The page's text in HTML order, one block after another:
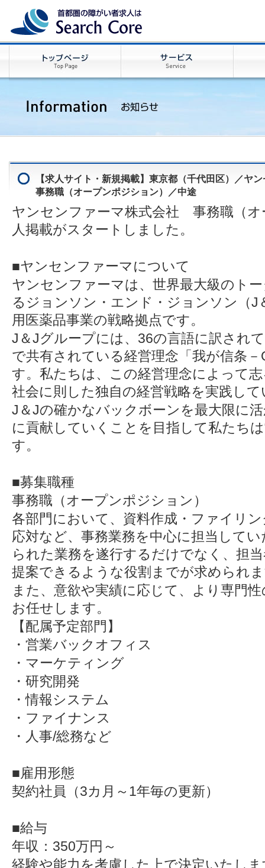
【求人サイト・新規掲載】東京都（千代田区）／ヤ
事務職（オープンポジション）／中途
ヤンセンファーマ株式会社 事務職（
人掲載がスタートしました。
■ヤンセンファーマについて
ヤンセンファーマは、世界最大級のト
るジョンソン・エンド・ジョンソン（J
用医薬品事業の戦略拠点です。
J＆Jグループには、36の言語に訳され
で共有されている経営理念「我が信条
す。私たちは、この経営理念によって
社会に則した独自の経営戦略を実践し
J＆Jの確かなバックボーンを最大限に
に貢献していくことを目指して私たち
す。
■募集職種
事務職（オープンポジション）
各部門において、資料作成・ファイリ
応対など、事務業務を中心に担当して
られた業務を遂行するだけでなく、担
提案できるような役割までが求められ
また、意欲や実績に応じて、より専門
お任せします。
【配属予定部門】
・営業バックオフィス
・マーケティング
・研究開発
・情報システム
・ファイナンス
・人事/総務など
■雇用形態
契約社員（3カ月～1年毎の更新）
■給与
年収：350万円～
経験や能力を考慮した上で決定いたし